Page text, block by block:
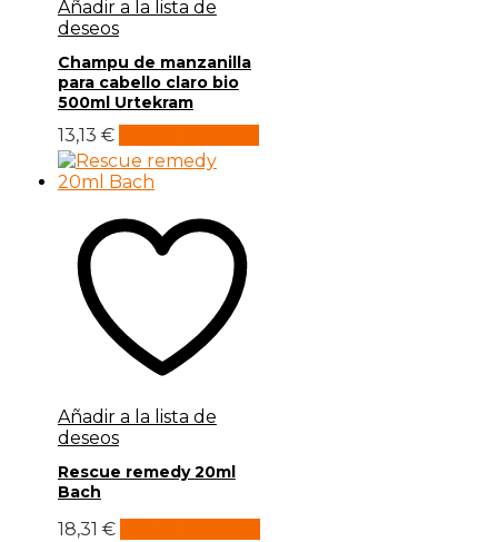
Añadir a la lista de
deseos
Champu de manzanilla
para cabello claro bio
500ml Urtekram
13,13 €
Añadir a la lista de
deseos
Rescue remedy 20ml
Bach
18,31 €